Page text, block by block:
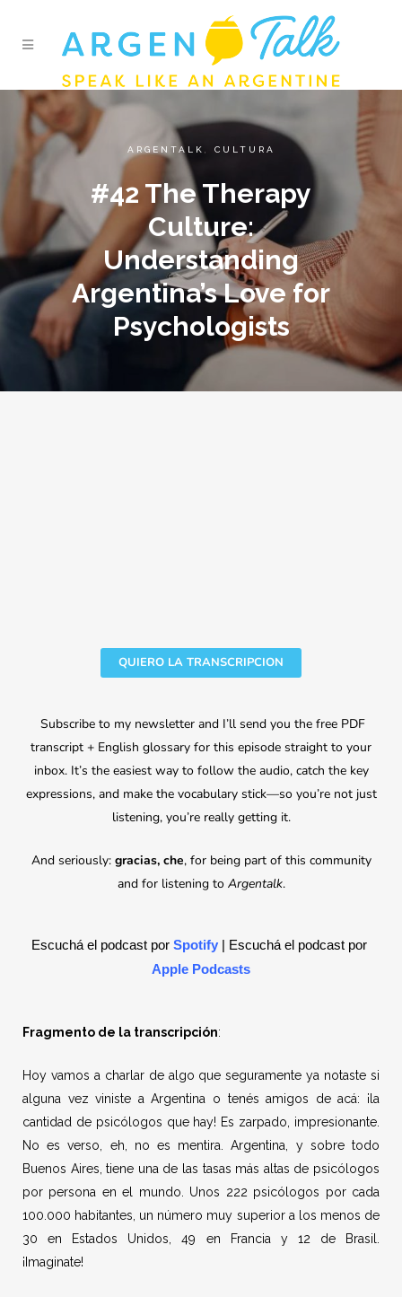
ARGENTALK CULTURA
#42 The Therapy
Culture:
Understanding
Argentina’s Love for
Psychologists
QUIERO LA TRANSCRIPCION
Subscribe to my newsletter and I’ll send you the free PDF
transcript + English glossary for this episode straight to your
inbox. It’s the easiest way to follow the audio, catch the key
expressions, and make the vocabulary stick—so you’re not just
listening, you’re really getting it.
And seriously: gracias, che, for being part of this community
and for listening to Argentalk.
Escuchá el podcast por Spotify
Apple Podcasts
Fragmento de la transcripción:
Hoy vamos a charlar de algo que seguramente ya notaste si
alguna vez viniste a Argentina o tenés amigos de acá: ¡la
cantidad de psicólogos que hay! Es zarpado, impresionante.
No es verso, eh, no es mentira. Argentina, y sobre todo
Buenos Aires, tiene una de las tasas más altas de psicólogos
por persona en el mundo. Unos 222 psicólogos por cada
100.000 habitantes, un número muy superior a los menos de
30 en Estados Unidos, 49 en Francia y 12 de Brasil.
¡Imaginate!